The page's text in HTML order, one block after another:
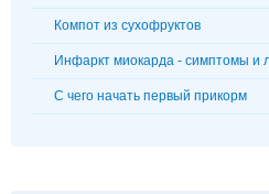
Компот из сухофруктов
Инфаркт миокарда - симптомы и
С чего начать первый прикорм